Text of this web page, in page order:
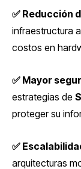
✅ Reducción
infraestructura
costos en
✅ Mayor
estrategias de
proteger su
✅
arquitecturas